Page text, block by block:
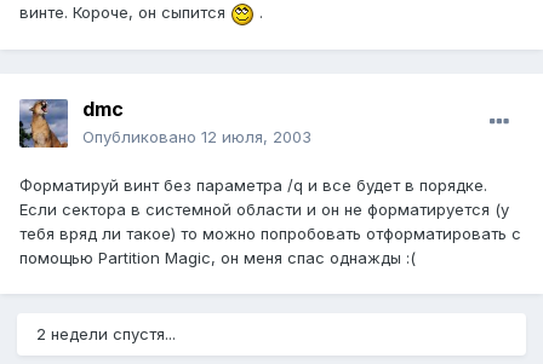
винте. Короче, он сыпится
.
dmc
Опубликовано 12 июля, 2003
Форматируй винт без параметра /q и все будет в порядке.
Если сектора в системной области и он не форматируется (у
тебя вряд ли такое) то можно попробовать отформатировать с
помощью Partition Magic, он меня спас однажды :(
2 недели спустя...